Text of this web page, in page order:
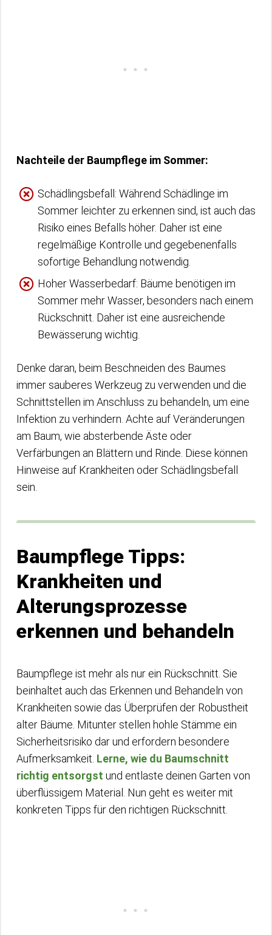
Nachteile der Baumpflege im Sommer:
Schädlingsbefall: Während Schädlinge im
Sommer leichter zu erkennen sind, ist auch das
Risiko eines Befalls höher. Daher ist eine
regelmäßige Kontrolle und gegebenenfalls
sofortige Behandlung notwendig.
Hoher Wasserbedarf: Bäume benötigen im
Sommer mehr Wasser, besonders nach einem
Rückschnitt. Daher ist eine ausreichende
Bewässerung wichtig.
Denke daran, beim Beschneiden des Baumes
immer sauberes Werkzeug zu verwenden und die
Schnittstellen im Anschluss zu behandeln, um eine
Infektion zu verhindern. Achte auf Veränderungen
am Baum, wie absterbende Äste oder
Verfärbungen an Blättern und Rinde. Diese können
Hinweise auf Krankheiten oder Schädlingsbefall
sein.
Baumpflege Tipps:
Krankheiten und
Alterungsprozesse
erkennen und behandeln
Baumpflege ist mehr als nur ein Rückschnitt. Sie
beinhaltet auch das Erkennen und Behandeln von
Krankheiten sowie das Überprüfen der Robustheit
alter Bäume. Mitunter stellen hohle Stämme ein
Sicherheitsrisiko dar und erfordern besondere
Aufmerksamkeit. Lerne, wie du Baumschnitt
richtig entsorgst und entlaste deinen Garten von
überflüssigem Material. Nun geht es weiter mit
konkreten Tipps für den richtigen Rückschnitt.